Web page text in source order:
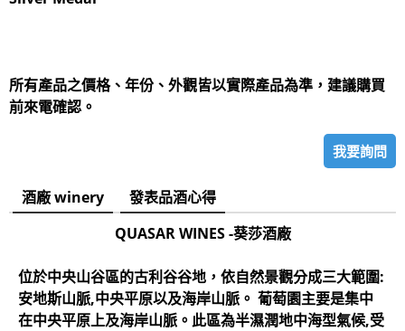
所有產品之價格、年份、外觀皆以實際產品為準，建議購買
前來電確認。
我要詢問
酒廠 winery
發表品酒心得
QUASAR WINES -葵莎酒廠
位於中央山谷區的古利谷谷地，依自然景觀分成三大範圍:
安地斯山脈,中央平原以及海岸山脈。 葡萄園主要是集中
在中央平原上及海岸山脈。此區為半濕潤地中海型氣候,受